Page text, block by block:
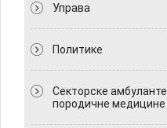
Управа
Политикe
Секторске амбуланте
породичне медицине